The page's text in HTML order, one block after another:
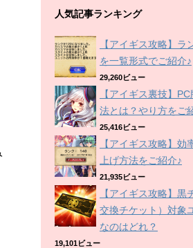
人気記事ランキング
【アイギス攻略】ラ
を一覧形式でご紹介♪
29,260ビュー
【アイギス裏技】
法とは？やり方をご
25,416ビュー
【アイギス攻略】効
上げ方法をご紹介♪
21,935ビュー
【アイギス攻略】黒
交換チケット）対象
なのはどれ？
19,101ビュー